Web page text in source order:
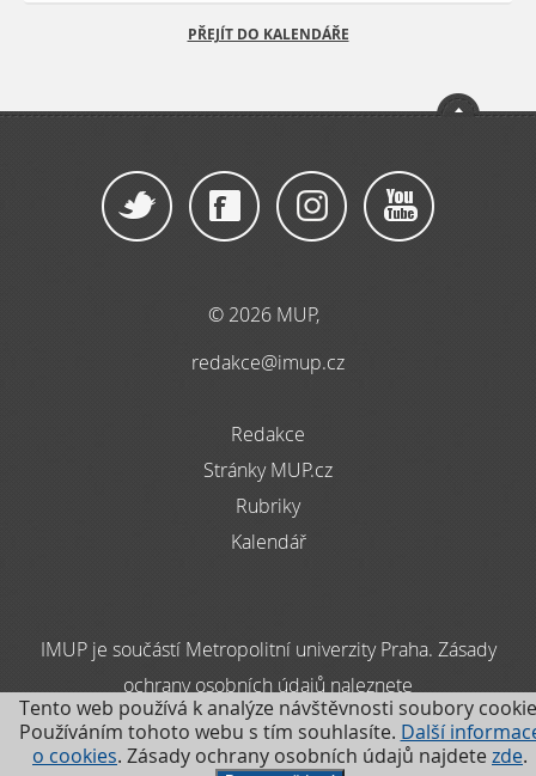
PŘEJÍT DO KALENDÁŘE
© 2026 MUP,
redakce@imup.cz
Redakce
Stránky MUP.cz
Rubriky
Kalendář
IMUP je součástí Metropolitní univerzity Praha. Zásady
ochrany osobních údajů naleznete
zde
.
Tento web používá k analýze návštěvnosti soubory
Používáním tohoto webu s tím souhlasíte. Další
o cookies. Zásady ochrany osobních údajů najdetezde.